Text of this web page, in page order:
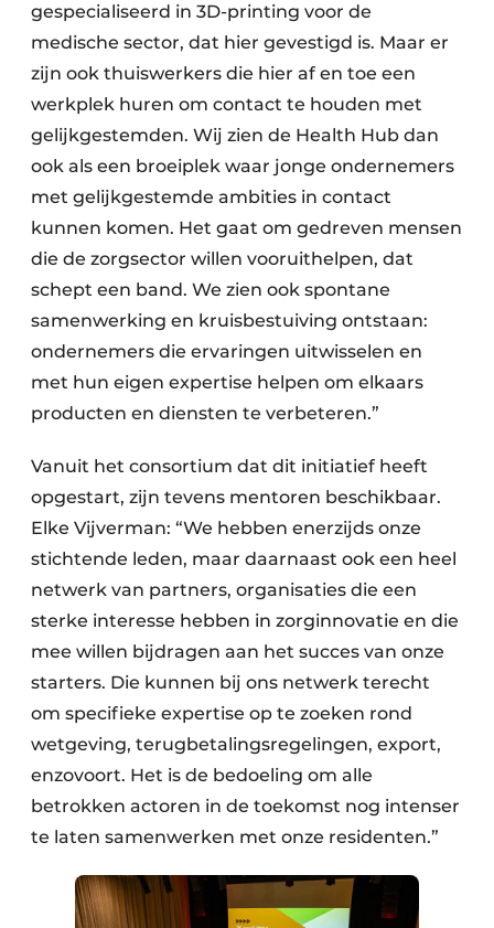
gespecialiseerd in 3D-printing voor de
medische sector, dat hier gevestigd is. Maar er
zijn ook thuiswerkers die hier af en toe een
werkplek huren om contact te houden met
gelijkgestemden. Wij zien de Health Hub dan
ook als een broeiplek waar jonge ondernemers
met gelijkgestemde ambities in contact
kunnen komen. Het gaat om gedreven mensen
die de zorgsector willen vooruithelpen, dat
schept een band. We zien ook spontane
samenwerking en kruisbestuiving ontstaan:
ondernemers die ervaringen uitwisselen en
met hun eigen expertise helpen om elkaars
producten en diensten te verbeteren.”
Vanuit het consortium dat dit initiatief heeft
opgestart, zijn tevens mentoren beschikbaar.
Elke Vijverman: “We hebben enerzijds onze
stichtende leden, maar daarnaast ook een heel
netwerk van partners, organisaties die een
sterke interesse hebben in zorginnovatie en die
mee willen bijdragen aan het succes van onze
starters. Die kunnen bij ons netwerk terecht
om specifieke expertise op te zoeken rond
wetgeving, terugbetalingsregelingen, export,
enzovoort. Het is de bedoeling om alle
betrokken actoren in de toekomst nog intenser
te laten samenwerken met onze residenten.”